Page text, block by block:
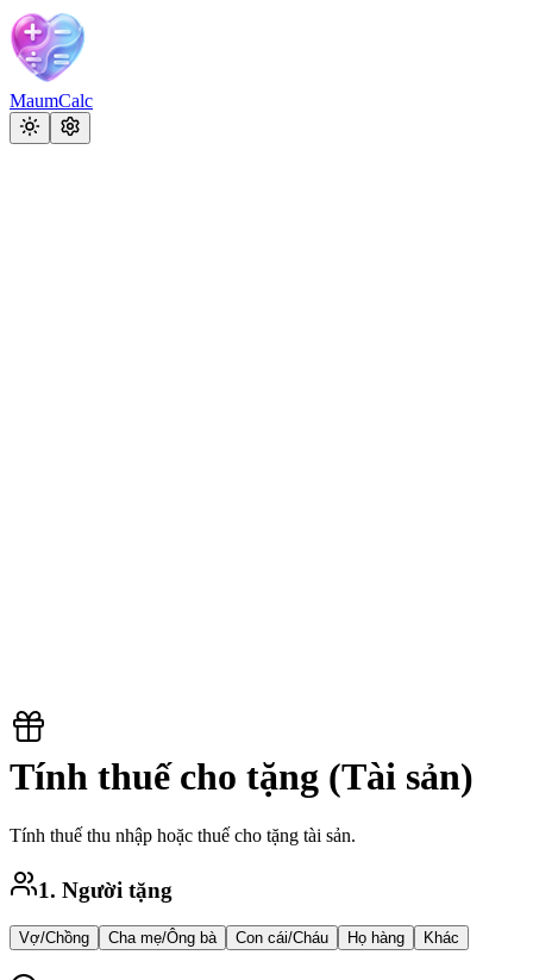
MaumCalc
Tính thuế cho tặng (Tài sản)
Tính thuế thu nhập hoặc thuế cho tặng tài sản.
1. Người tặng
Vợ/Chồng Cha mẹ/Ông bà Con cái/Cháu Họ hàng Khác